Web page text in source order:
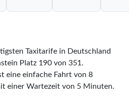
Taxitarife in Deutschland
Platz 190 von 351.
eine einfache Fahrt von 8
einer Wartezeit von 5 Minuten.